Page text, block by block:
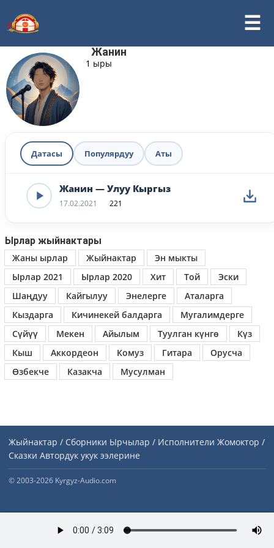
Жанин
1 ыры
Датасы Популярдуу Аты
Жанин — Улуу Кыргыз
17.02.2021 221
Ырлар жыйнактары
Жаны ырлар
Жыйнактар
Эн мыкты
Ырлар 2021
Ырлар 2020 Хит Той
Эски
Шаңдуу
Кайгылуу Энелерге
Аталарга
Кыздарга
Кичинекей балдарга
Мугалимдерге
Сүйүү
Мекен Айылым Туулган күнгө
Күз
Кыш
Аккордеон Комуз Гитара
Орусча
Өзбекче
Казакча Мусулман
Жыйнактар / Сборники Ырчылар / Исполнители Жомоктор /
Сказки Автордук укук ээлерине
© 2003-2026 Kyrgyz-Audio.com